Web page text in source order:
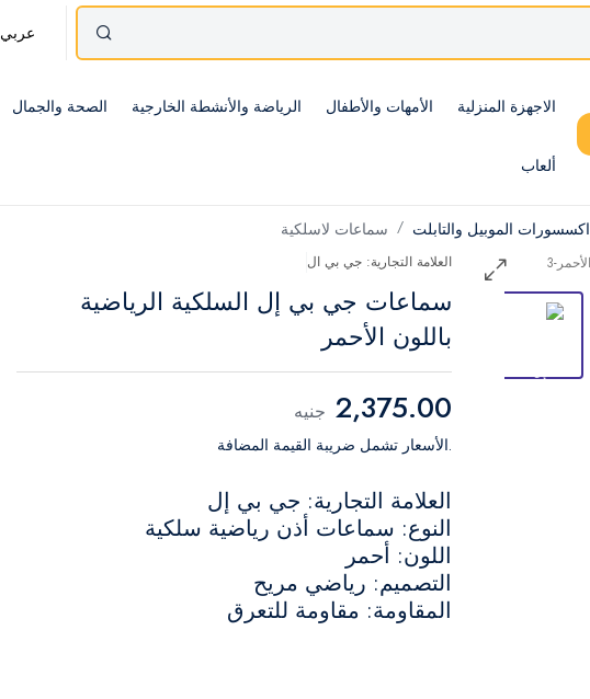
عربي
الاجهزة المنزلية الأمهات والأطفال الرياضة والأنشطة الخارجية الصحة والجمال
ألعاب
اكسسورات الموبيل والتابلت سماعات لاسلكية
العلامة التجارية: جي بي ال
سماعات جي بي إل السلكية الرياضية
باللون الأحمر
2,375.00 جنيه
.الأسعار تشمل ضريبة القيمة المضافة
العلامة التجارية: جي بي إل
النوع: سماعات أذن رياضية سلكية
اللون: أحمر
التصميم: رياضي مريح
المقاومة: مقاومة للتعرق